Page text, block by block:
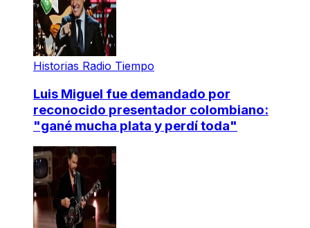
Historias Radio Tiempo
Luis Miguel fue demandado por
reconocido presentador colombiano:
"gané mucha plata y perdí toda"